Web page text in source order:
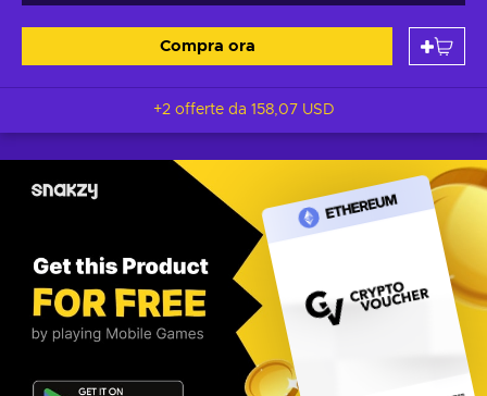
Compra ora
+2 offerte da 158,07 USD